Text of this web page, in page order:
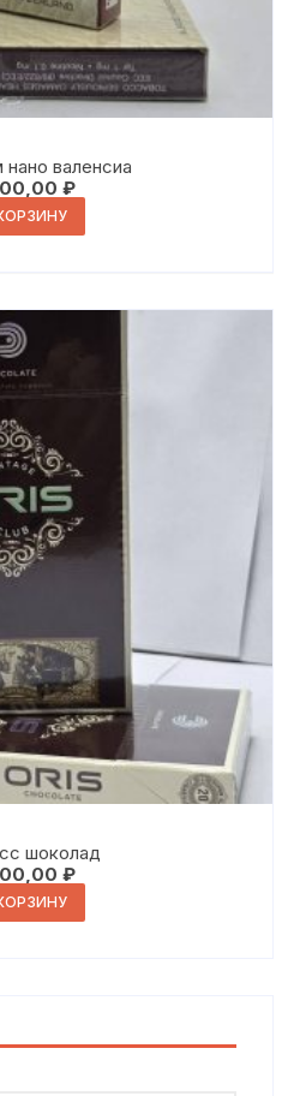
валенсиа
₽
шоколад
₽